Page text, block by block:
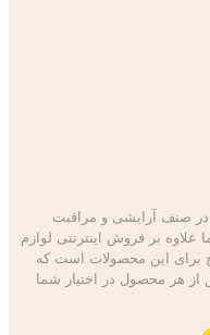
سابقه ي فروش بیش از 4 سال در صنف آرایشی و مراقبت
هدف ما علاوه بر فروش اینترنتی لوازم
برای این محصولات است كه
هر محصول در اختيار شما